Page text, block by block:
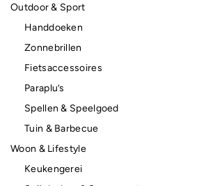
Outdoor & Sport
Handdoeken
Zonnebrillen
Fietsaccessoires
Paraplu’s
Spellen & Speelgoed
Tuin & Barbecue
Woon & Lifestyle
Keukengerei